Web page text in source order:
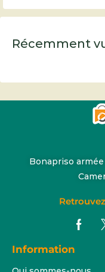
Récemment
Bonapriso armée
Information